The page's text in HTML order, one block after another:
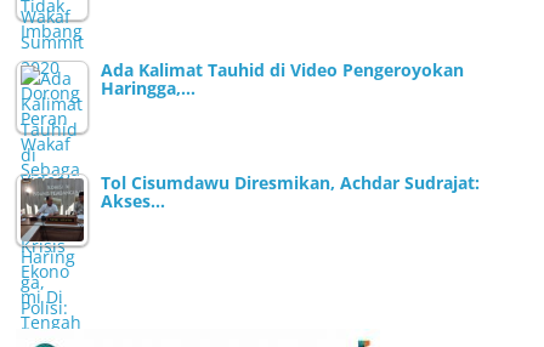
Ada Kalimat Tauhid di Video Pengeroyokan
Haringga,…
Tol Cisumdawu Diresmikan, Achdar Sudrajat:
Akses…